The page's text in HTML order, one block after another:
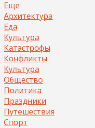
Еще
Архитектура
Еда
Культура
Катастрофы
Конфликты
Культура
Общество
Политика
Праздники
Путешествия
Спорт